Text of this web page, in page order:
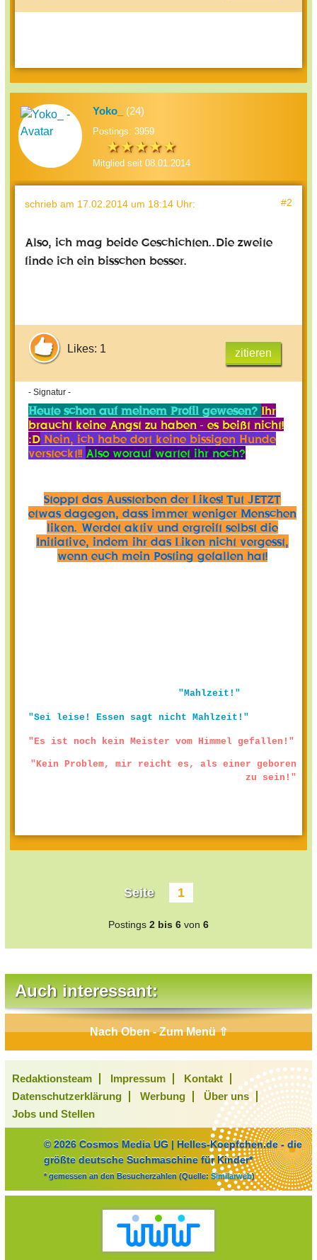
Yoko_ (24)
Postings: 3959
Mitglied seit 08.01.2014
schrieb am 17.02.2014 um 18:14 Uhr: #2
Also, ich mag beide Geschichten..Die zweite
finde ich ein bisschen besser.
Likes: 1 zitieren
- Signatur -
Heute schon auf meinem Profil gewesen? Ihr
braucht keine Angst zu haben - es beißt nicht!
:D Nein, ich habe dort keine bissigen Hunde
versteckt!! Also worauf wartet ihr noch?
Stoppt das Aussterben der Likes! Tut JETZT
etwas dagegen, dass immer weniger Menschen
liken. Werdet aktiv und ergreift selbst die
Initiative, indem ihr das Liken nicht vergesst,
wenn euch mein Posting gefallen hat!
"Mahlzeit!"
"Sei leise! Essen sagt nicht Mahlzeit!"
"Es ist noch kein Meister vom Himmel gefallen!"
"Kein Problem, mir reicht es, als einer geboren
zu sein!"
Seite 1
Postings 2 bis 6 von 6
Auch interessant:
Nach Oben - Zum Menü ⇧
Redaktionsteam Impressum
Kontakt
Datenschutzerklärung
Werbung
Über uns
Jobs und Stellen
© 2026 Cosmos Media UG | Helles-Koepfchen.de - die
größte deutsche Suchmaschine für Kinder*
* gemessen an den Besucherzahlen (Quelle: Similarweb)